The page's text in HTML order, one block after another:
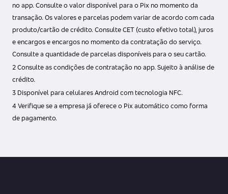
no app. Consulte o valor disponível para o Pix no momento da
transação. Os valores e parcelas podem variar de acordo com cada
produto/cartão de crédito. Consulte CET (custo efetivo total), juros
e encargos e encargos no momento da contratação do serviço.
Consulte a quantidade de parcelas disponíveis para o seu cartão.
2 Consulte as condições de contratação no app. Sujeito à análise de
crédito.
3 Disponível para celulares Android com tecnologia NFC.
4 Verifique se a empresa já oferece o Pix automático como forma
de pagamento.